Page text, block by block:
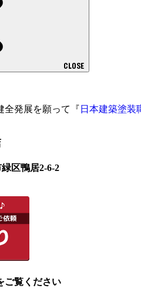
CLOSE
全発展を願って『 日本建築塗装
区鴨居2-6-2
ご覧ください